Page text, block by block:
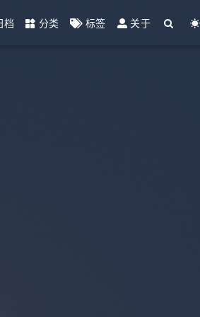
档 分类 标签 关于